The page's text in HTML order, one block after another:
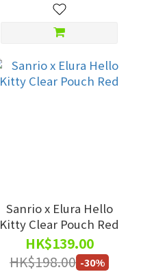
Sanrio x Elura Hello
Kitty Clear Pouch Red
HK$139.00
HK$198.00 -30%